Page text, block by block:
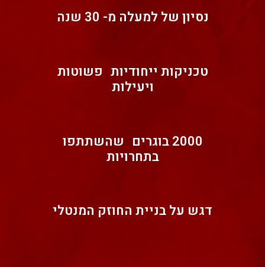
נסיון של למעלה מ- 30 שנה
טכניקות ייחודיות פשוטות
ויעילות​
2000 בוגרים שהשתתפו
בתחרויות​
דגש על בניית החוזק המנטלי​